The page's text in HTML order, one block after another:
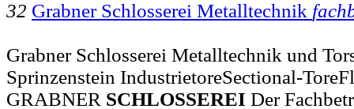
32 Grabner Schlosserei Metalltechnik
Grabner Schlosserei Metalltechnik und
Sprinzenstein IndustrietoreSectional-
GRABNER SCHLOSSEREI Der